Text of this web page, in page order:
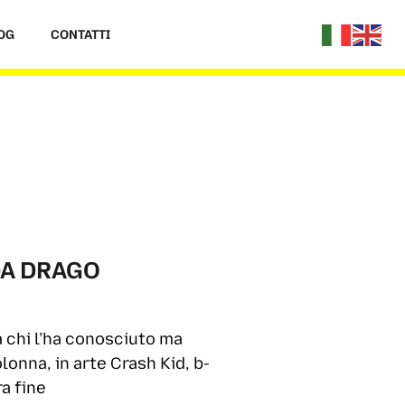
CONTATTI
DRAGO
l’ha conosciuto ma
in arte Crash Kid, b-
fine